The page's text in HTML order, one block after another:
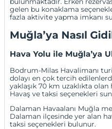
gelen bu konaklama
fazla aktivite yapma imkanı
Muğla’ya Nasıl
Hava Yolu ile Muğla’ya
Bodrum-Milas Havalimanı
dolayı en çok tercih
yaklaşık 70 km uzaklıkta
Havaş ve taksi seçenekleri
Dalaman Havaalanı Muğla
Dalaman ilçesinde yer alan
taksi seçenekleri bulunur.